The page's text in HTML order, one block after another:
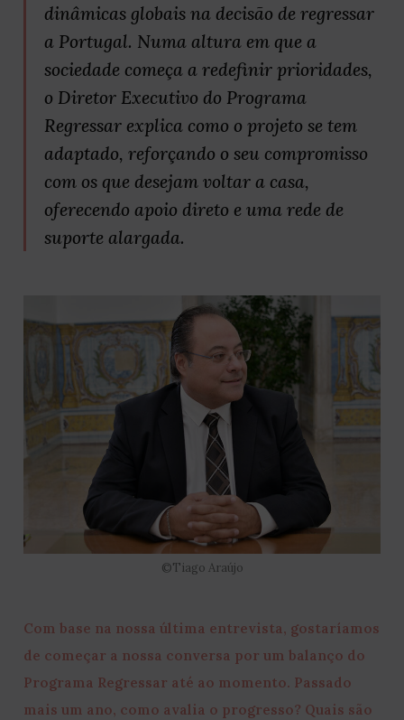
dinâmicas globais na decisão de regressar
a Portugal. Numa altura em que a
sociedade começa a redefinir prioridades,
o Diretor Executivo do Programa
Regressar explica como o projeto se tem
adaptado, reforçando o seu compromisso
com os que desejam voltar a casa,
oferecendo apoio direto e uma rede de
suporte alargada.
©Tiago Araújo
Com base na nossa última entrevista, gostaríamos
de começar a nossa conversa por um balanço do
Programa Regressar até ao momento. Passado
mais um ano, como avalia o progresso? Quais são